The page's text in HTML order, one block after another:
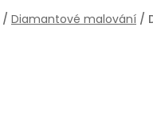
/ Diamantové malování /